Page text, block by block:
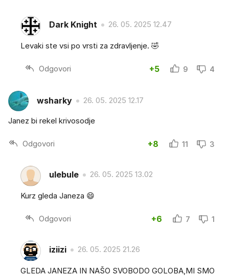
Dark Knight 26. 05. 2025 12.47
Levaki ste vsi po vrsti za zdravljenje. 🤣
Odgovori +5 9 4
wsharky 26. 05. 2025 12.17
Janez bi rekel krivosodje
Odgovori +8 11 3
ulebule 26. 05. 2025 13.02
Kurz gleda Janeza 😄
Odgovori +6 7 1
iziizi 26. 05. 2025 21.26
GLEDA JANEZA IN NAŠO SVOBODO GOLOBA,MI SMO